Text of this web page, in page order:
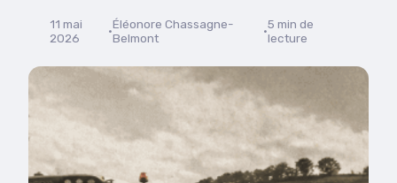
11 mai
2026
·Éléonore Chassagne-
Belmont
·5 min de
lecture